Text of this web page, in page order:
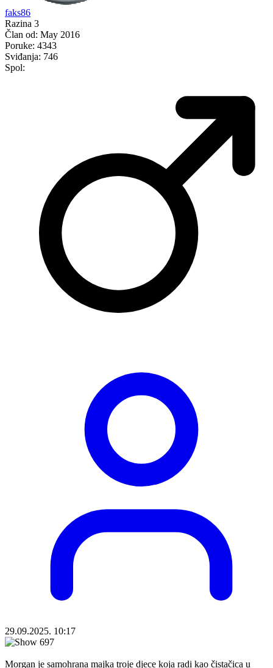
faks86
Razina 3
Član od: May 2016
Poruke: 4343
Sviđanja: 746
Spol:
29.09.2025. 10:17
Morgan je samohrana majka troje djece koja radi kao čistačica u